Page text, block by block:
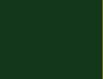
www.demeter.de/